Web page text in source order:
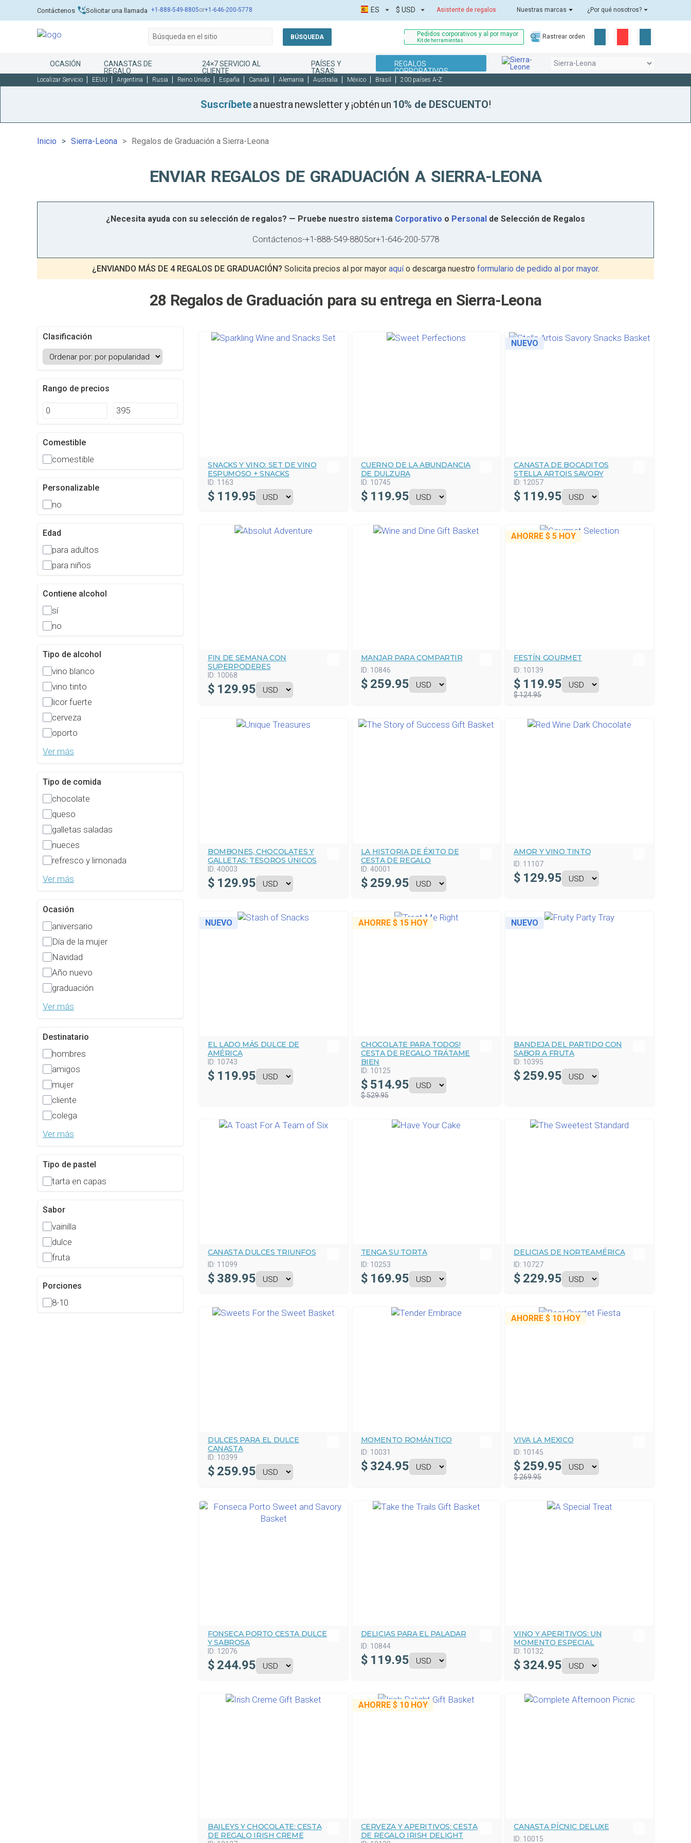
Contáctenos Solicitar una llamada +1-888-549-8805or+1-646-200-5778 Asistente de regalos Nuestras marcas ¿Por qué nosotros?
ES $ USD
BÚSQUEDA Pedidos corporativos y al por mayor
Kit de herramientas
Rastrear orden
OCASIÓN
CANASTAS DE
REGALO
24×7 SERVICIO AL
CLIENTE
PAÍSES Y
TASAS
REGALOS
CORPORATIVOS
Localizar Servicio EEUU Argentina Rusia Reino Unido España Canadá Alemania Australia México Brasil 200 países A-Z
Suscríbetea nuestra newsletter y ¡obtén un 10% de DESCUENTO!
Inicio Sierra-Leona Regalos de Graduación a Sierra-Leona
ENVIAR REGALOS DE GRADUACIÓN A SIERRA-LEONA
¿Necesita ayuda con su selección de regalos? — Pruebe nuestro sistema Corporativo o Personal de Selección de Regalos
Contáctenos-+1-888-549-8805or+1-646-200-5778
¿ENVIANDO MÁS DE 4 REGALOS DE GRADUACIÓN? Solicita precios al por mayor aquío descarga nuestro formulario de pedido al por mayor.
28 Regalos de Graduación para su entrega en Sierra-Leona
Clasificación
Rango de precios
Comestible
comestible
Personalizable
no
Edad
para adultos
para niños
Contiene alcohol
sí
no
Tipo de alcohol
vino blanco
vino tinto
licor fuerte
cerveza
oporto
Ver más
Tipo de comida
chocolate
queso
galletas saladas
nueces
refresco y limonada
Ver más
Ocasión
aniversario
Día de la mujer
Navidad
Año nuevo
graduación
Ver más
Destinatario
hombres
amigos
mujer
cliente
colega
Ver más
Tipo de pastel
tarta en capas
Sabor
vainilla
dulce
fruta
Porciones
8-10
SNACKS Y VINO: SET DE VINO
ESPUMOSO + SNACKS
ID: 1163
$ 119.95
CUERNO DE LA ABUNDANCIA
DE DULZURA
ID: 10745
$ 119.95
NUEVO
CANASTA DE BOCADITOS
STELLA ARTOIS SAVORY
ID: 12057
$ 119.95
FIN DE SEMANA CON
SUPERPODERES
ID: 10068
$ 129.95
MANJAR PARA COMPARTIR
ID: 10846
$ 259.95
AHORRE$ 5 HOY
FESTÍN GOURMET
ID: 10139
$ 119.95
$ 124.95
BOMBONES, CHOCOLATES Y
GALLETAS: TESOROS ÚNICOS
ID: 40003
$ 129.95
LA HISTORIA DE ÉXITO DE
CESTA DE REGALO
ID: 40001
$ 259.95
AMOR Y VINO TINTO
ID: 11107
$ 129.95
NUEVO
EL LADO MÁS DULCE DE
AMÉRICA
ID: 10743
$ 119.95
AHORRE $ 15HOY
CHOCOLATE PARA TODOS!
CESTA DE REGALO TRÁTAME
BIEN
ID: 10125
$ 514.95
$ 529.95
NUEVO
BANDEJA DEL PARTIDO CON
SABOR A FRUTA
ID: 10395
$ 259.95
CANASTA DULCES TRIUNFOS
ID: 11099
$ 389.95
TENGA SU TORTA
ID: 10253
$ 169.95
DELICIAS DE NORTEAMÉRICA
ID: 10727
$ 229.95
DULCES PARA EL DULCE
CANASTA
ID: 10399
$ 259.95
MOMENTO ROMÁNTICO
ID: 10031
$ 324.95
AHORRE$ 10 HOY
VIVA LA MEXICO
ID: 10145
$ 259.95
$ 269.95
FONSECA PORTO CESTA DULCE
Y SABROSA
ID: 12076
$ 244.95
DELICIAS PARA EL PALADAR
ID: 10844
$ 119.95
VINO Y APERITIVOS: UN
MOMENTO ESPECIAL
ID: 10132
$ 324.95
BAILEYS Y CHOCOLATE: CESTA
DE REGALO IRISH CREME
AHORRE $ 10HOY
CERVEZA Y APERITIVOS: CESTA
DE REGALO IRISH DELIGHT
CANASTA PÍCNIC DELUXE
ID: 10015